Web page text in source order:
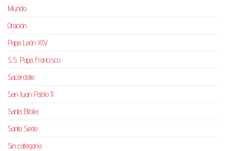
Mundo
Oración
Papa León XIV
S.S. Papa Francisco
Sacerdote
San Juan Pablo II
Santa Biblia
Santa Sede
Sin categoría